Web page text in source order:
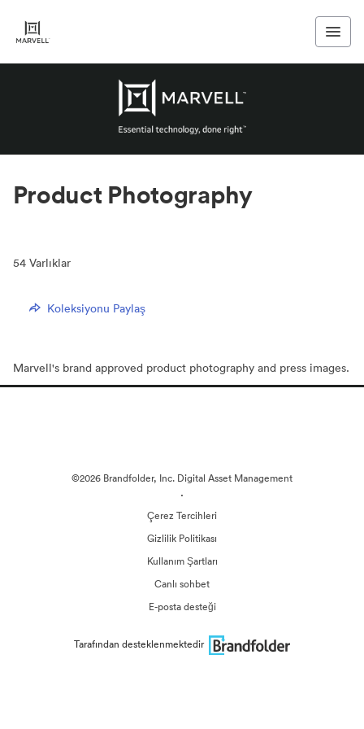
Product Photography
54 Varlıklar
Koleksiyonu Paylaş
Marvell's brand approved product photography and press images.
©2026 Brandfolder, Inc. Digital Asset Management
·
Çerez Tercihleri
Gizlilik Politikası
Kullanım Şartları
Canlı sohbet
E-posta desteği
Tarafından desteklenmektedir